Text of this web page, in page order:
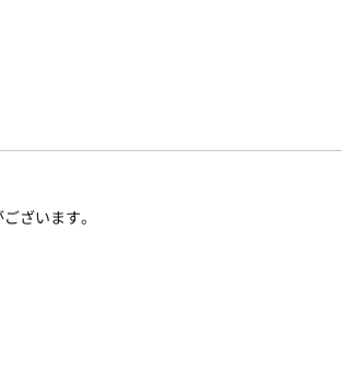
ざいます。